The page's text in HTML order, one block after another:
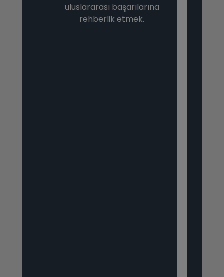
uluslararası başarılarına
rehberlik etmek.